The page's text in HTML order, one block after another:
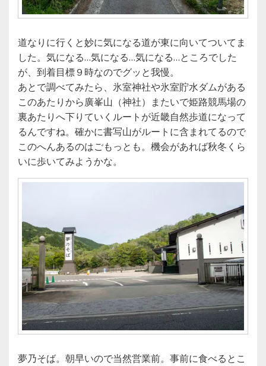
道なりに行くと妙に気になる道が東に向いてついてま
した。気になる…気になる…気になる…ところでした
が、到着目標９時なのでグッと我慢。
あとで調べてみたら、氷室神社や氷室貯水ダムがある
このあたりから廣峯山（神社）またいで姫路競馬場の
裏あたりへ下りていくルートが近畿自然歩道になって
るんですね。確かに書写山がルートに含まれてるので
このへんあるのはごもっとも。機会があれば秋冬くら
いに歩いてみようかな。
夢乃そば。朝早いので当然営業前。事前に食べるとこ